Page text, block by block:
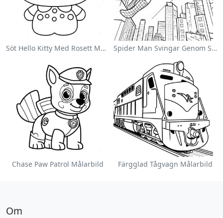
Söt Hello Kitty Med Rosett Målarbild Spider Man Svingar Genom Staden Målarbild
Chase Paw Patrol Målarbild Färgglad Tågvagn Målarbild
Om